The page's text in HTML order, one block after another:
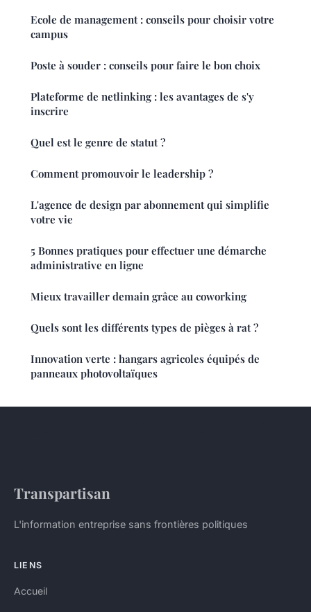
Ecole de management : conseils pour choisir votre
campus
Poste à souder : conseils pour faire le bon choix
Plateforme de netlinking : les avantages de s'y
inscrire
Quel est le genre de statut ?
Comment promouvoir le leadership ?
L'agence de design par abonnement qui simplifie
votre vie
5 Bonnes pratiques pour effectuer une démarche
administrative en ligne
Mieux travailler demain grâce au coworking
Quels sont les différents types de pièges à rat ?
Innovation verte : hangars agricoles équipés de
panneaux photovoltaïques
Transpartisan
L'information entreprise sans frontières politiques
LIENS
Accueil